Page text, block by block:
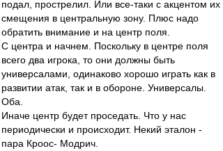
подал, прострелил. Или все-таки с акцентом их
смещения в центральную зону. Плюс надо
обратить внимание и на центр поля.
С центра и начнем. Поскольку в центре поля
всего два игрока, то они должны быть
универсалами, одинаково хорошо играть как в
развитии атак, так и в обороне. Универсалы.
Оба.
Иначе центр будет проседать. Что у нас
периодически и происходит. Некий эталон -
пара Кроос- Модрич.